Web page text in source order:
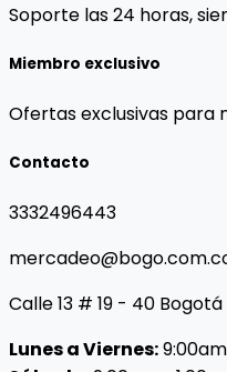
Soporte las 24 horas,
Miembro exclusivo
Ofertas exclusivas para
Contacto
3332496443
Calle 13 # 19 - 40
Lunes a Viernes: